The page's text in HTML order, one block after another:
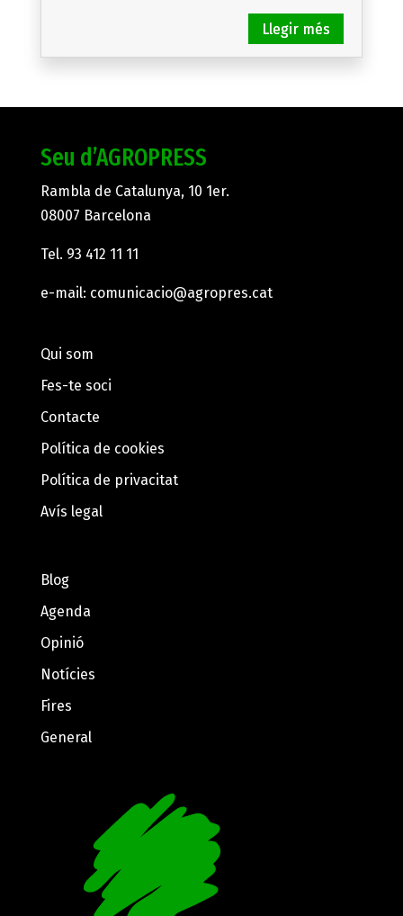
Seu d’AGROPRESS
Rambla de Catalunya, 10 1er.
08007 Barcelona
Tel. 93 412 11 11
e-mail: comunicacio@agropres.cat
Qui som
Fes-te soci
Contacte
Política de cookies
Política de privacitat
Avís legal
Blog
Agenda
Opinió
Notícies
Fires
General